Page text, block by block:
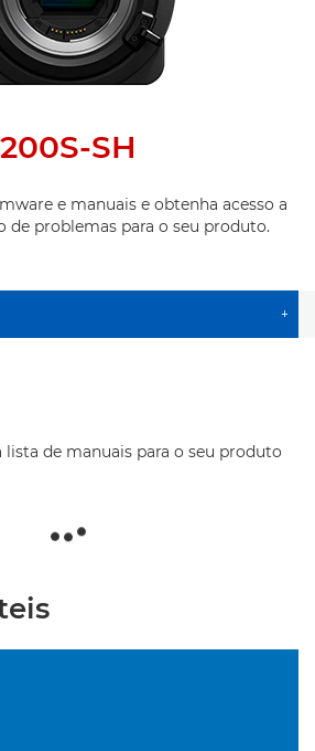
SH
e manuais e obtenha acesso a
de problemas para o seu produto.
+
de manuais para o seu produto